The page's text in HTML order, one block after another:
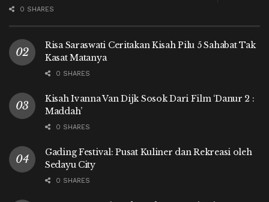
0 SHARES
Risa Saraswati Ceritakan Kisah Pilu 5 Sahabat Tak
Kasat Matanya
0 SHARES
Kisah Ivanna Van Dijk Sosok Dari Film ‘Danur 2 :
Maddah’
0 SHARES
Gading Festival: Pusat Kuliner dan Rekreasi oleh
Sedayu City
0 SHARES